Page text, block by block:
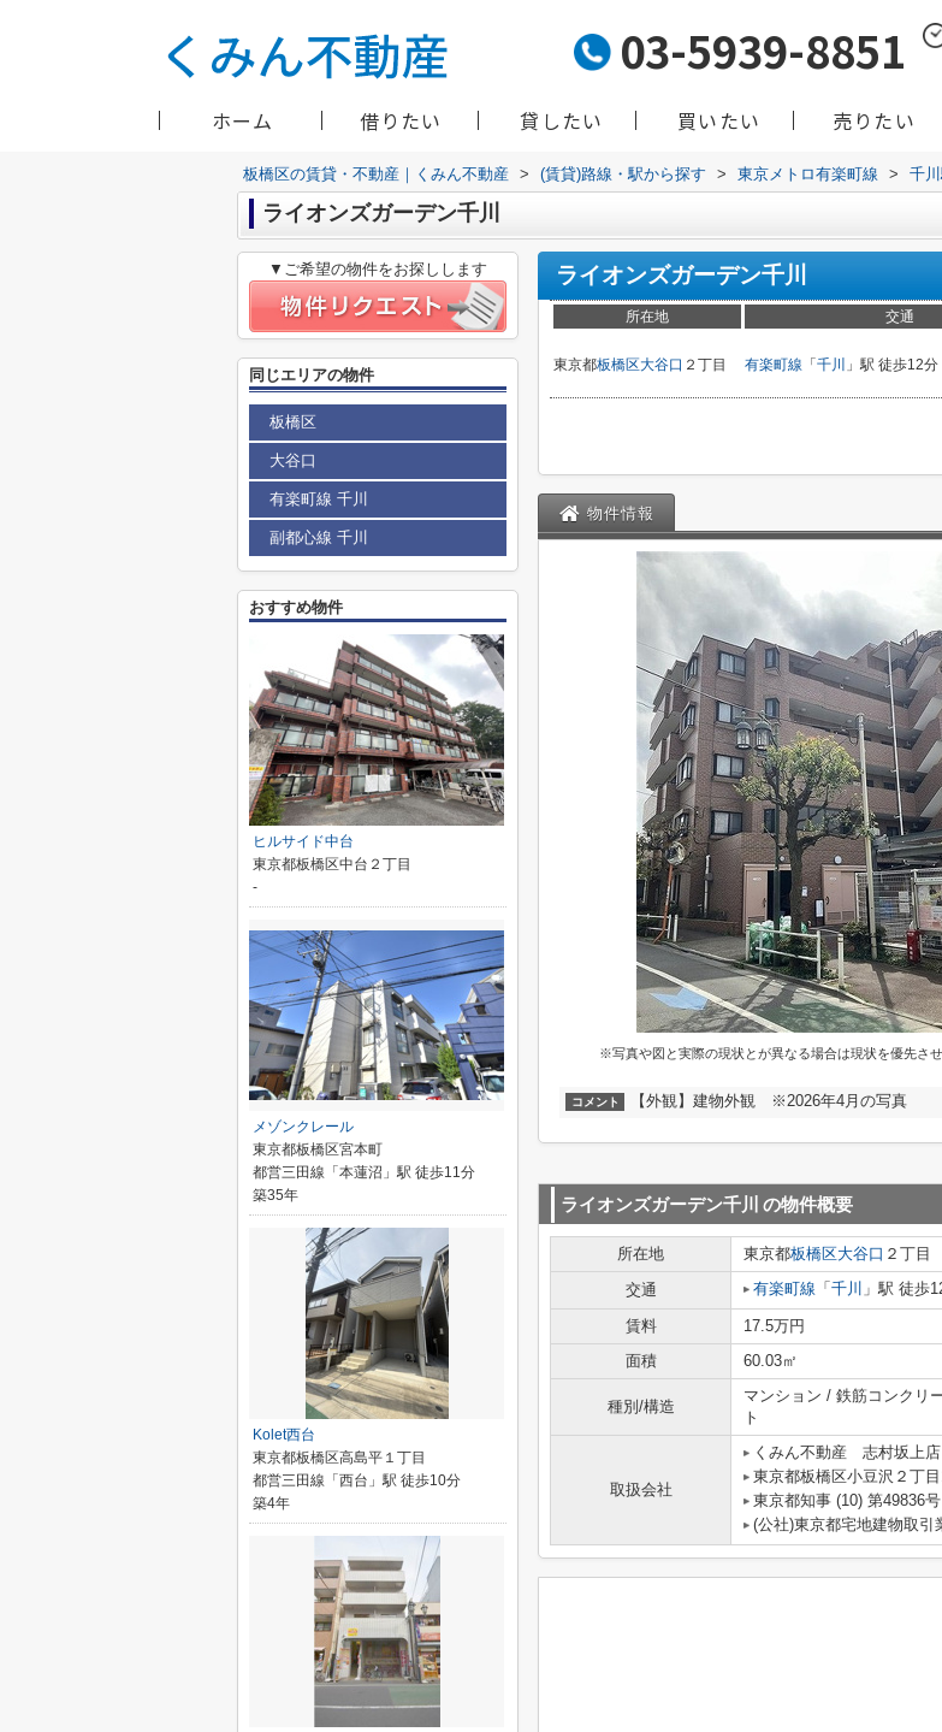
03-5939-8851
ホーム 借りたい 貸したい 買いたい 売りたい
板橋区の賃貸・不動産｜くみん不動産 > (賃貸)路線・駅から探す > 東京メトロ有楽町線 > 千
ライオンズガーデン千川
ライオンズガーデン千川
所在地 交通
東京都板橋区大谷口 ２丁目 有楽町線 「 千川 」駅 徒歩12分
物件情報
※写真や図と実際の現状とが異なる場合は現状を優先さ
コメント 【外観】建物外観 ※2026年4月の写真
ライオンズガーデン千川 の物件概要
所在地 東京都板橋区大谷口 ２丁目
交通
有楽町線 「 千川 」駅 徒歩
賃料 17.5万円
面積
60.03㎡
種別/構造
マンション / 鉄筋コンクリ
ト
取扱会社
くみん不動産 志村坂上店
東京都板橋区小豆沢２丁
東京都知事 (10) 第49836号
(公社)東京都宅地建物取引
▼ご希望の物件をお探しします
同じエリアの物件
板橋区
大谷口
有楽町線 千川
副都心線 千川
おすすめ物件
ヒルサイド中台
東京都板橋区中台２丁目
-
メゾンクレール
東京都板橋区宮本町
都営三田線「本蓮沼」駅 徒歩11分
築35年
Kolet西台
東京都板橋区高島平１丁目
都営三田線「西台」駅 徒歩10分
築4年